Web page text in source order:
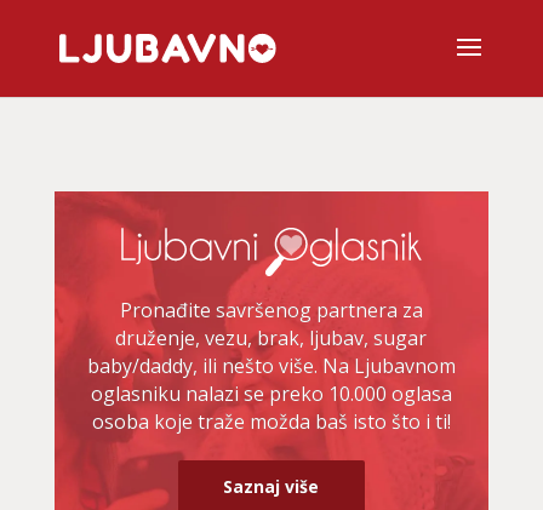
Pronađite savršenog partnera za
druženje, vezu, brak, ljubav, sugar
baby/daddy, ili nešto više. Na Ljubavnom
oglasniku nalazi se preko 10.000 oglasa
osoba koje traže možda baš isto što i ti!
Saznaj više